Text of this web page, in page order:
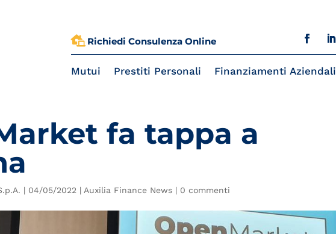
 Richiedi Consulenza Online
Mutui Prestiti Personali Finanziamenti Aziendali
fa tappa a
| 04/05/2022 | Auxilia Finance News | 0 commenti